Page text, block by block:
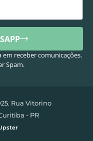
receber comunicações.
Spam.
Rua Vitorino
- PR